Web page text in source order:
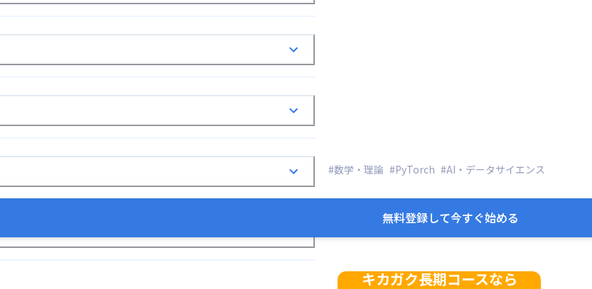
#数学・理論 #PyTorch #AI・データサイエンス
無料登録して今すぐ始める
キカガク長期コースなら